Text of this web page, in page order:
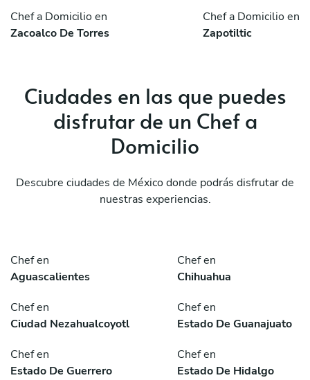
Chef a Domicilio en
Zacoalco De Torres
Chef a Domicilio en
Zapotiltic
Ciudades en las que puedes
disfrutar de un Chef a
Domicilio
Descubre ciudades de México donde podrás disfrutar de
nuestras experiencias.
Chef en
Aguascalientes
Chef en
Chihuahua
Chef en
Ciudad Nezahualcoyotl
Chef en
Estado De Guanajuato
Chef en
Estado De Guerrero
Chef en
Estado De Hidalgo